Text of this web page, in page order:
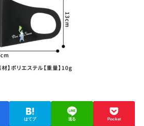
はてブ 送る Pocket